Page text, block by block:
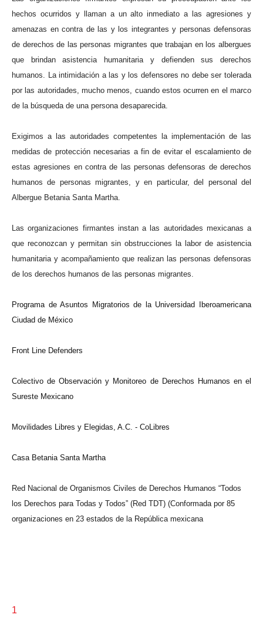
hechos ocurridos yllaman aun alto inmediato a las agresiones y
amenazas en contra de las y los integrantes y personas defensoras
de derechos de las personas migrantes que trabajan en los albergues
que brindan asistencia humanitaria y defiendensus derechos
humanos. La intimidación a las y los defensores no debe ser tolerada
por las autoridades, mucho menos, cuando estos ocurren en el marco
de la búsqueda de una persona desaparecida.
Exigimos a las autoridades competentes la implementación de las
medidas de protección necesarias a fin de evitar el escalamiento de
estas agresiones en contra de l as personas defensoras de derechos
humanos de personas migrantes, yen particular, del personal del
Albergue Betania Santa Martha.
Las organizaciones firmantes instan a las autoridades mexicanas a
que reconozcan y permitan sin obstrucciones la labor de asistencia
humanitaria y acompañamiento que realizan las personas defensoras
de los derechos humanos de las personas migrantes.
Programa de Asuntos Migratorios de la Universidad Iberoamericana
Ciudad de México
Front Line Defenders
Colectivo de Observación y Monitoreo de Derechos Humanos en el
Sureste Mexicano
Movilidades Libres y Elegidas, A.C. - CoLibres
Casa Betania Santa Martha
Red Nacional de Organismos Civiles de Derechos Humanos “Todos
los Derechos para Todas y Todos” (Red TDT) (Conformada por 85
organizaciones en 23 estados de la República mexicana
1